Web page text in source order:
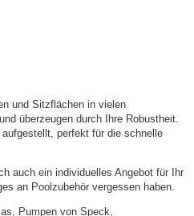
und Sitzflächen in vielen
überzeugen durch Ihre Robustheit.
perfekt für die schnelle
auch ein individuelles Angebot für Ihr
an Poolzubehör vergessen haben.
Pumpen von Speck,